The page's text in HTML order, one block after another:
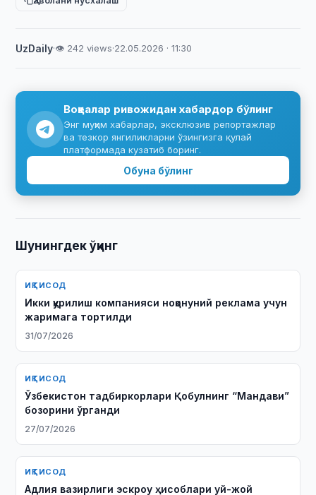
UzDaily·👁 242 views·22.05.2026 · 11:30
Воқеалар ривожидан хабардор бўлинг
Энг муҳим хабарлар, эксклюзив репортажлар
ва тезкор янгиликларни ўзингизга қулай
платформада кузатиб боринг.
Обуна бўлинг
Шунингдек ўқинг
ИҚТИСОД
Икки қурилиш компанияси ноқонуний реклама учун
жаримага тортилди
31/07/2026
ИҚТИСОД
Ўзбекистон тадбиркорлари Қобулнинг “Мандави”
бозорини ўрганди
27/07/2026
ИҚТИСОД
Адлия вазирлиги эскроу ҳисоблари уй-жой